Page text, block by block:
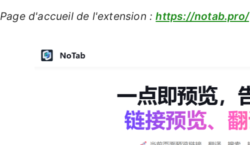
Page d'accueil de l'extension :https://notab.pro/